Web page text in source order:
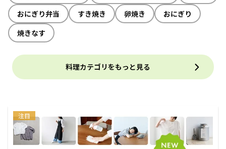
おにぎり弁当
すき焼き 卵焼き
おにぎり
焼きなす
料理カテゴリをもっと見る
注目